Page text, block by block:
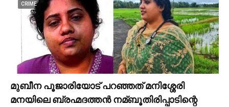
CRIME
മുബീന പൂജാരിയോട് പറഞ്ഞത് മനിശ്ശേരി
മനയിലെ ബ്രഹ്മദത്തൻ നമ്ബൂതിരിപ്പാടിന്റെ